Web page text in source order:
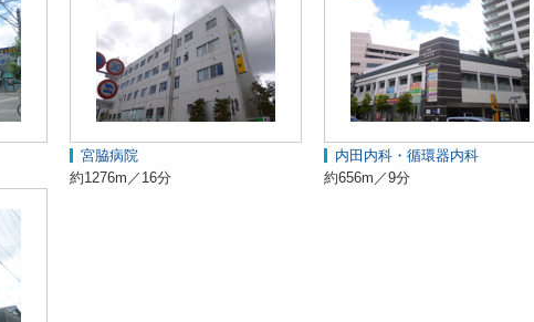
宮脇病院
約1276m／16分
内田内科・循環器内科
約656m／9分